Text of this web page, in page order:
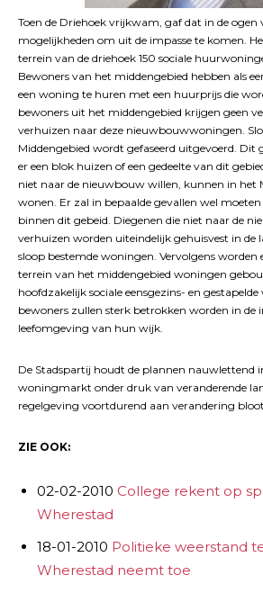
Toen de Driehoek vrijkwam, gaf dat in de ogen
mogelijkheden om uit de impasse te komen.
terrein van de driehoek 150 sociale
Bewoners van het middengebied hebben als
een woning te huren met een huurprijs die
bewoners uit het middengebied krijgen geen
verhuizen naar deze nieuwbouwwoningen.
Middengebied wordt gefaseerd uitgevoerd. Dit
er een blok huizen of een gedeelte van dit
niet naar de nieuwbouw willen, kunnen in het
wonen. Er zal in bepaalde gevallen wel
binnen dit gebeid. Diegenen die niet naar de
verhuizen worden uiteindelijk gehuisvest in de
sloop bestemde woningen. Vervolgens
terrein van het middengebied woningen
hoofdzakelijk sociale eensgezins- en
bewoners zullen sterk betrokken worden in de
leefomgeving van hun wijk.
De Stadspartij houdt de plannen nauwlettend
woningmarkt onder druk van veranderende
regelgeving voortdurend aan verandering
ZIE OOK:
02-02-2010 College rekent op
Wherestad
18-01-2010 Politieke weerstand
Wherestad neemt toe